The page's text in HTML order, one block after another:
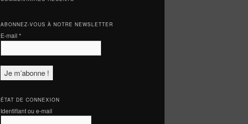
ABONNEZ-VOUS À NOTRE NEWSLETTER
E-mail *
ÉTAT DE CONNEXION
Identifiant ou e-mail